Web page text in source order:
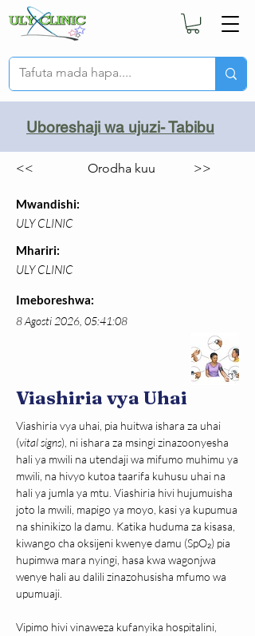
Uboreshaji wa ujuzi- Tabibu
<< Orodha kuu >>
Mwandishi:
ULY CLINIC
Mhariri:
ULY CLINIC
Imeboreshwa:
8 Agosti 2026, 05:41:08
Viashiria vya Uhai
Viashiria vya uhai, pia huitwa ishara za uhai
(vital signs), ni ishara za msingi zinazoonyesha
hali ya mwili na utendaji wa mifumo muhimu ya
mwili, na hivyo kutoa taarifa kuhusu uhai na
hali ya jumla ya mtu. Viashiria hivi hujumuisha
joto la mwili, mapigo ya moyo, kasi ya kupumua
na shinikizo la damu. Katika huduma za kisasa,
kiwango cha oksijeni kwenye damu (SpO₂) pia
hupimwa mara nyingi, hasa kwa wagonjwa
wenye hali au dalili zinazohusisha mfumo wa
upumuaji.
Vipimo hivi vinaweza kufanyika hospitalini,